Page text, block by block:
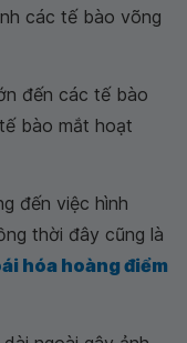
các tế bào võng
đến các tế bào
bào mắt hoạt
đến việc hình
thời đây cũng là
hóa hoàng điểm